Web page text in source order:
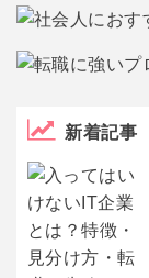
新着記事